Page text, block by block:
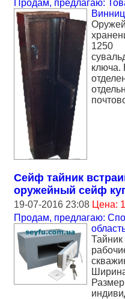
Продам, предлагаю:
1250
ключа.
Сейф тайник
оружейный сейф
19-07-2016 23:08 Цена:
Продам, предлагаю: